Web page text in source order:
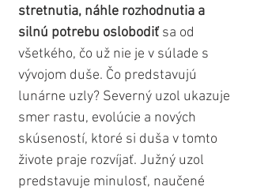
stretnutia, náhle rozhodnutia a
silnú potrebu oslobodiť sa od
všetkého, čo už nie je v súlade s
vývojom duše. Čo predstavujú
lunárne uzly? Severný uzol ukazuje
smer rastu, evolúcie a nových
skúseností, ktoré si duša v tomto
živote praje rozvíjať. Južný uzol
predstavuje minulosť, naučené